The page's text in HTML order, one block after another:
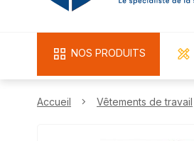
NOS PRODUITS
Accueil Vêtements de travail